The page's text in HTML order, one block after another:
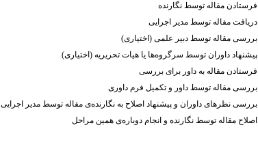
فرستادن مقاله توسط نگارنده
دریافت مقاله توسط مدیر اجرایی
بررسی مقاله توسط دبیر علمی (اختیاری)
پیشنهاد داوران توسط سرگروه‌ها یا هیات تحریریه (اختیاری)
فرستادن مقاله به داور برای بررسی
بررسی مقاله توسط داور و تکمیل فرم داوری
بررسی نظرهای داوران و پیشنهاد اصلاح به نگارنده‌ی مقاله توسط مدیر اجرایی
اصلاح مقاله توسط نگارنده و انجام دوباره‌ی همین مراحل